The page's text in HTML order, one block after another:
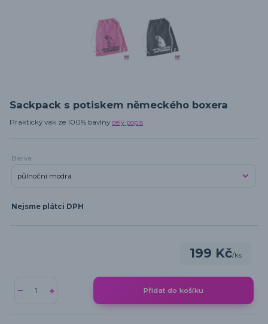
Sackpack s potiskem německého boxera
Praktický vak ze 100% bavlny celý popis
Barva
Nejsme plátci DPH
199 Kč/ks
Přidat do košíku